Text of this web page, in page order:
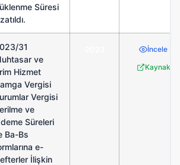
Süresi
31
ve
Hizmet
Vergisi
Vergisi
ve
Süreleri
Ba-Bs
e-
İlişkin
İncele
Kaynak